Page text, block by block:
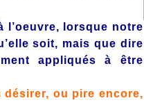
lorsque notre
soit, mais que dire
appliqués à être
désirer, ou pire encore,